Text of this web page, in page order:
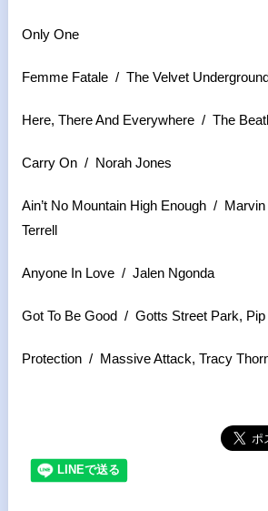
Only One
Femme Fatale / The Velvet
Here, There And Everywhere / The
Carry On / Norah Jones
Ain’t No Mountain High Enough /
Terrell
Anyone In Love / Jalen Ngonda
Got To Be Good / Gotts Street Park, Pip
Protection / Massive Attack, Tracy